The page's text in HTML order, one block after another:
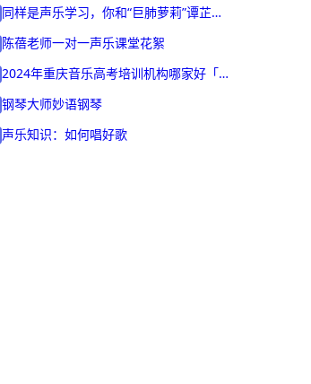
同样是声乐学习，你和“巨肺萝莉”谭芷
陈蓓老师一对一声乐课堂花絮
2024年重庆音乐高考培训机构哪家好「考
钢琴大师妙语钢琴
声乐知识：如何唱好歌